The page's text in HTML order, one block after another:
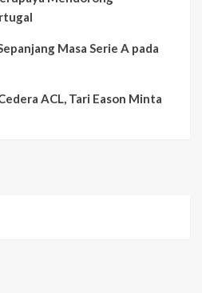
Masa Serie A pada
ACL, Tari Eason Minta